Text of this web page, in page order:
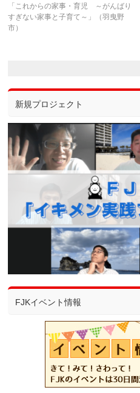
「これからの家事・育児 ～がんばり
すぎない家事と子育て～」（羽曳野
市）
新規プロジェクト
FJKイベント情報